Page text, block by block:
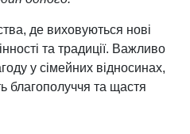
де виховуються нові
та традиції. Важливо
у сімейних відносинах,
благополуччя та щастя